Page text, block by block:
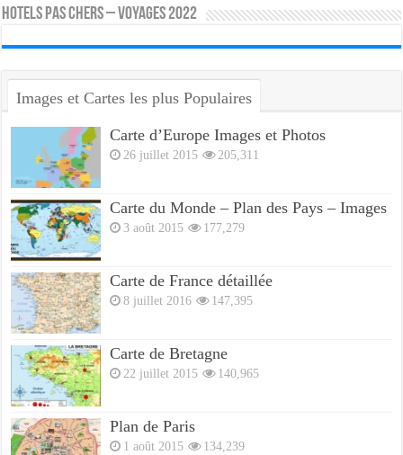
HOTELS PAS CHERS – VOYAGES 2022
Images et Cartes les plus Populaires
Carte d’Europe Images et Photos
26 juillet 2015 205,311
Carte du Monde – Plan des Pays – Images
3 août 2015 177,279
Carte de France détaillée
8 juillet 2016 147,395
Carte de Bretagne
22 juillet 2015 140,965
Plan de Paris
1 août 2015 134,239